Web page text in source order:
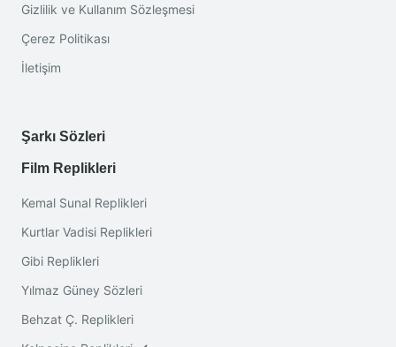
Gizlilik ve Kullanım Sözleşmesi
Çerez Politikası
İletişim
Şarkı Sözleri
Film Replikleri
Kemal Sunal Replikleri
Kurtlar Vadisi Replikleri
Gibi Replikleri
Yılmaz Güney Sözleri
Behzat Ç. Replikleri